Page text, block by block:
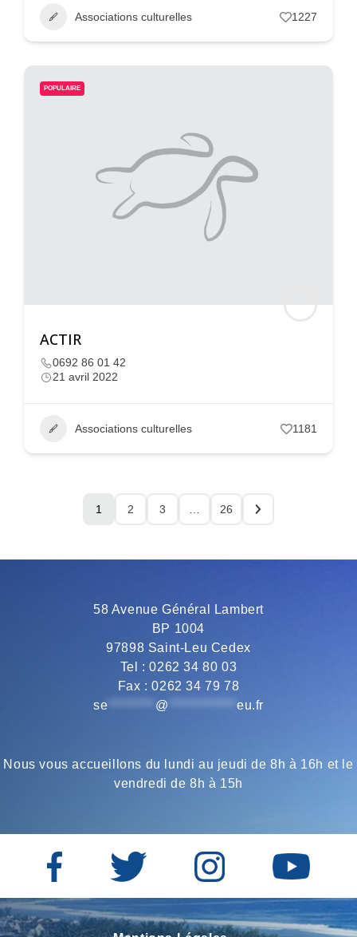
Associations culturelles 1227
POPULAIRE
ACTIR
0692 86 01 42
21 avril 2022
Associations culturelles 1181
1 2 3 … 26
58 Avenue Général Lambert
BP 1004
97898 Saint-Leu Cedex
Tel : 0262 34 80 03
Fax : 0262 34 79 78
se
@ *************eu.fr
Nous vous accueillons du lundi au jeudi de 8h à 16h et le
vendredi de 8h à 15h